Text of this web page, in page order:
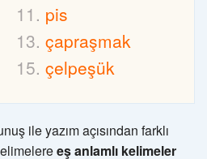
pis
çapraşmak
çelpeşük
ile yazım açısından farklı
eş anlamlı kelimeler